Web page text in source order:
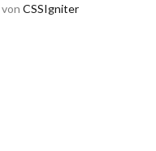
von CSSIgniter